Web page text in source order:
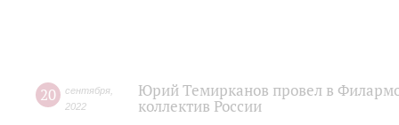
20 сентября
2022
Юрий Темирканов провел в
коллектив России